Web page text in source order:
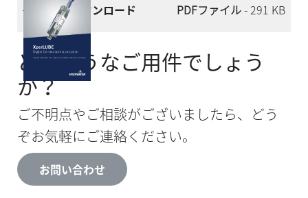
今すぐダウンロード PDFファイル- 291 KB
どのようなご用件でしょう
か？
ご不明点やご相談がございましたら、どう
ぞお気軽にご連絡ください。
お問い合わせ